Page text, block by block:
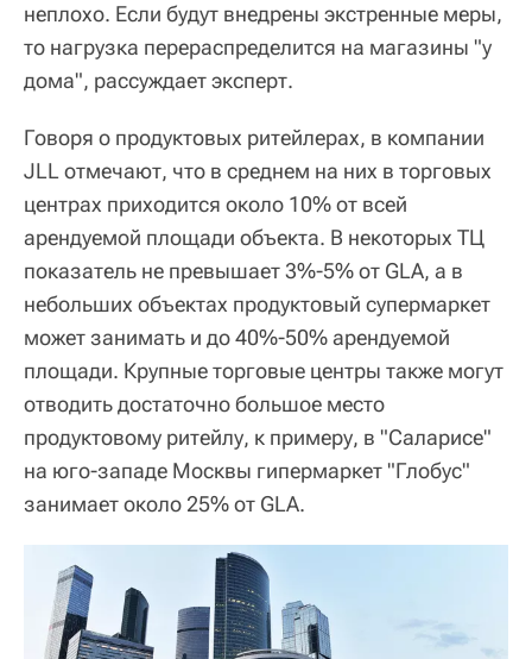
неплохо. Если будут внедрены экстренные меры,
то нагрузка перераспределится на магазины "у
дома", рассуждает эксперт.
Говоря о продуктовых ритейлерах, в компании
JLL отмечают, что в среднем на них в торговых
центрах приходится около 10% от всей
арендуемой площади объекта. В некоторых ТЦ
показатель не превышает 3%-5% от GLA, а в
небольших объектах продуктовый супермаркет
может занимать и до 40%-50% арендуемой
площади. Крупные торговые центры также могут
отводить достаточно большое место
продуктовому ритейлу, к примеру, в "Саларисе"
на юго-западе Москвы гипермаркет "Глобус"
занимает около 25% от GLA.